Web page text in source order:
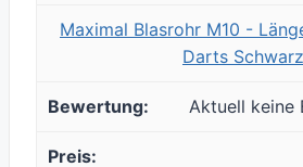
Maximal Blasrohr M10 -
Darts Schwarz
Aktuell keine